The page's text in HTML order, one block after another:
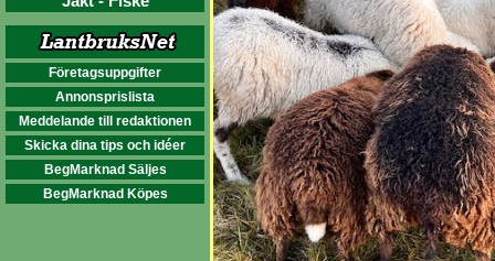
Företagsuppgifter
Annonsprislista
Meddelande till redaktionen
Skicka dina tips och idéer
BegMarknad Säljes
BegMarknad Köpes